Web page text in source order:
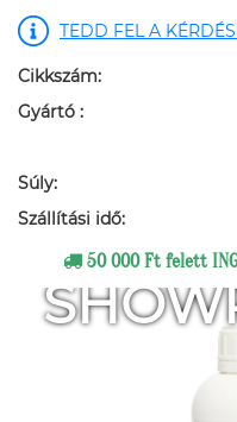
TEDD FEL A
Cikkszám:
Gyártó :
Súly:
Szállítási idő:
50 000 Ft felett